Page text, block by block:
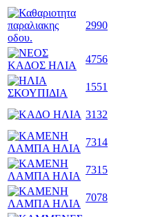
2990
4756
1551
3132
7314
7315
7078